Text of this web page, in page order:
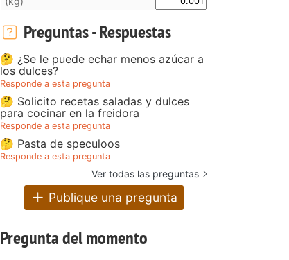
Preguntas - Respuestas
🤔 ¿Se le puede echar menos azúcar a
los dulces?
Responde a esta pregunta
🤔 Solicito recetas saladas y dulces
para cocinar en la freidora
Responde a esta pregunta
🤔 Pasta de speculoos
Responde a esta pregunta
Ver todas las preguntas
Publique una pregunta
Pregunta del momento